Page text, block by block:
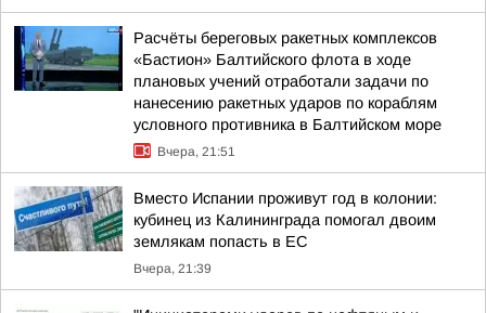
Расчёты береговых ракетных комплексов
«Бастион» Балтийского флота в ходе
плановых учений отработали задачи по
нанесению ракетных ударов по кораблям
условного противника в Балтийском море
Вчера, 21:51
Вместо Испании проживут год в колонии:
кубинец из Калининграда помогал двоим
землякам попасть в ЕС
Вчера, 21:39